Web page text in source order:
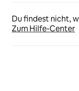
Du findest nicht,
Zum Hilfe-Center